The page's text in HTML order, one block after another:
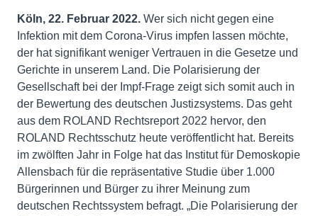
Köln, 22. Februar 2022. Wer sich nicht gegen eine
Infektion mit dem Corona-Virus impfen lassen möchte,
der hat signifikant weniger Vertrauen in die Gesetze und
Gerichte in unserem Land. Die Polarisierung der
Gesellschaft bei der Impf-Frage zeigt sich somit auch in
der Bewertung des deutschen Justizsystems. Das geht
aus dem ROLAND Rechtsreport 2022 hervor, den
ROLAND Rechtsschutz heute veröffentlicht hat. Bereits
im zwölften Jahr in Folge hat das Institut für Demoskopie
Allensbach für die repräsentative Studie über 1.000
Bürgerinnen und Bürger zu ihrer Meinung zum
deutschen Rechtssystem befragt. „Die Polarisierung der